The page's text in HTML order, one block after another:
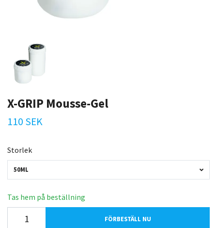
X-GRIP Mousse-Gel
110 SEK
Storlek
50ML
Tas hem på beställning
FÖRBESTÄLL NU